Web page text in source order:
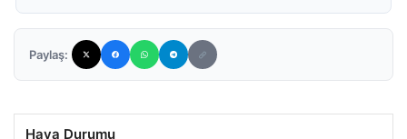
Paylaş:
Hava Durumu